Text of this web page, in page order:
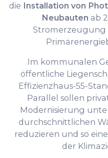
die Installation von
Neubauten ab
Stromerzeugung
Im kommunalen
öffentliche
Effizienzhaus-55-
Parallel sollen
Modernisierung
durchschnittlichen
reduzieren und so
der